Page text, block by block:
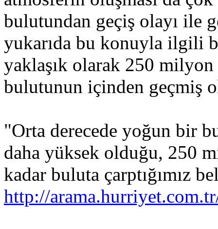
bulutundan geçiş olayı ile
yukarıda bu konuyla ilgili
yaklaşık olarak 250
bulutunun içinden geçmiş
"Orta derecede yoğun bir
daha yüksek olduğu, 250
kadar buluta çarptığımız
http://